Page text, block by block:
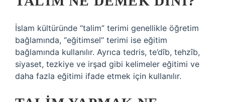
İslam kültüründe “talim” terimi genellikle öğretim
bağlamında, “eğitimsel” terimi ise eğitim
bağlamında kullanılır. Ayrıca tedris, te’dîb, tehzîb,
siyaset, tezkiye ve irşad gibi kelimeler eğitimi ve
daha fazla eğitimi ifade etmek için kullanılır.